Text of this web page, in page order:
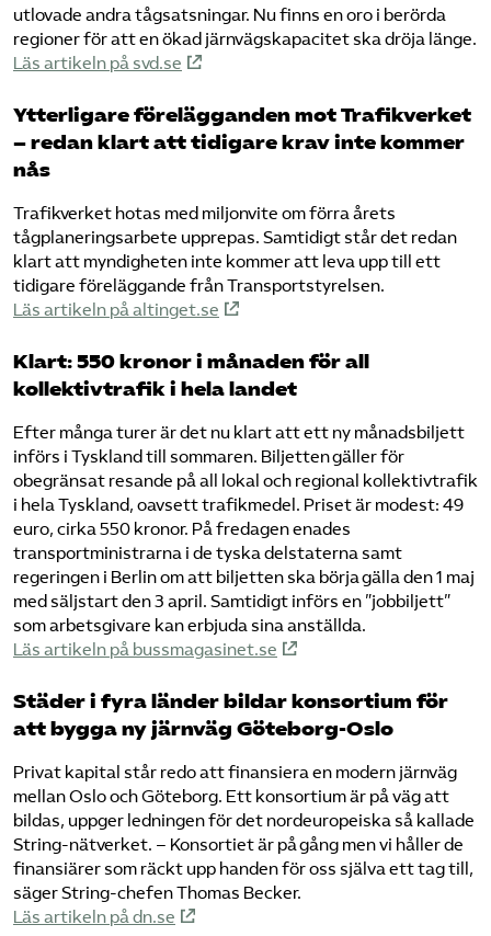
utlovade andra tågsatsningar. Nu finns en oro i berörda
regioner för att en ökad järnvägskapacitet ska dröja länge.
Läs artikeln på svd.se
Ytterligare förelägganden mot Trafikverket
– redan klart att tidigare krav inte kommer
nås
Trafikverket hotas med miljonvite om förra årets
tågplaneringsarbete upprepas. Samtidigt står det redan
klart att myndigheten inte kommer att leva upp till ett
tidigare föreläggande från Transportstyrelsen.
Läs artikeln på altinget.se
Klart: 550 kronor i månaden för all
kollektivtrafik i hela landet
Efter många turer är det nu klart att ett ny månadsbiljett
införs i Tyskland till sommaren. Biljetten gäller för
obegränsat resande på all lokal och regional kollektivtrafik
i hela Tyskland, oavsett trafikmedel. Priset är modest: 49
euro, cirka 550 kronor. På fredagen enades
transportministrarna i de tyska delstaterna samt
regeringen i Berlin om att biljetten ska börja gälla den 1 maj
med säljstart den 3 april. Samtidigt införs en ”jobbiljett”
som arbetsgivare kan erbjuda sina anställda.
Läs artikeln på bussmagasinet.se
Städer i fyra länder bildar konsortium för
att bygga ny järnväg Göteborg-Oslo
Privat kapital står redo att finansiera en modern järnväg
mellan Oslo och Göteborg. Ett konsortium är på väg att
bildas, uppger ledningen för det nordeuropeiska så kallade
String-nätverket. – Konsortiet är på gång men vi håller de
finansiärer som räckt upp handen för oss själva ett tag till,
säger String-chefen Thomas Becker.
Läs artikeln på dn.se